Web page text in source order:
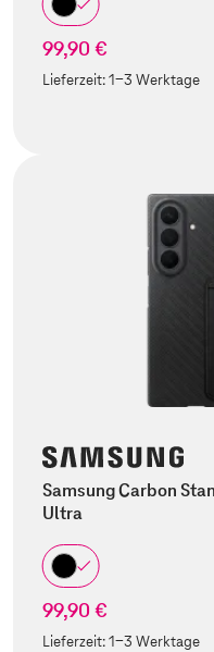
99,90 €
Lieferzeit:1-3 Werktage
Samsung Carbon
Ultra
99,90 €
Lieferzeit:1-3 Werktage